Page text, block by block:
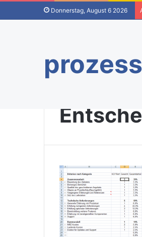
Donnerstag, August 6 2026